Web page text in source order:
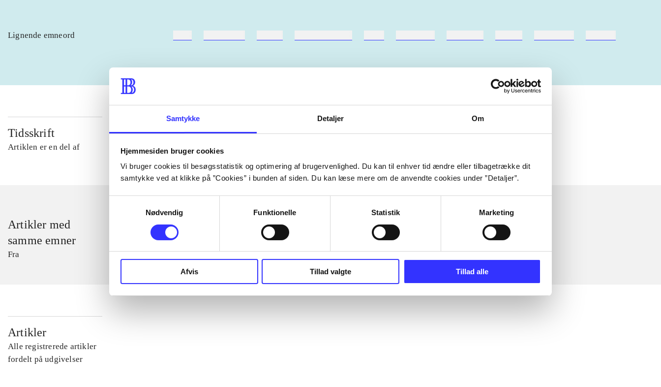
Samtykke Detaljer Om
Hjemmesiden bruger cookies
Vi bruger cookies til besøgsstatistik og optimering af brugervenlighed. Du kan til enhver tid ændre eller tilbagetrække dit
samtykke ved at klikke på ”Cookies” i bunden af siden. Du kan læse mere om de anvendte cookies under ”Detaljer”.
Nødvendig
Funktionelle Statistik Marketing
Afvis Tillad valgte Tillad alle
Lignende emneord
Tidsskrift
Artiklen er en del af
Artiklerne i
Artikler med
samme emner
Fra
Artikler
Alle registrerede artikler
fordelt på udgivelser